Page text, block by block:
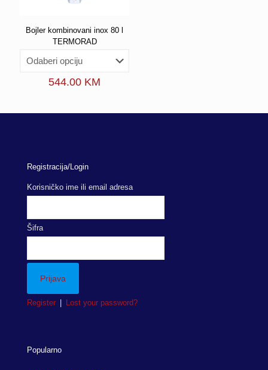
Bojler kombinovani inox 80 l
TERMORAD
544.00 KM
Registracija/Login
Korisničko ime ili email adresa
Šifra
Register Lost your password?
Popularno